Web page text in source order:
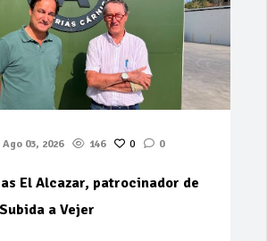
Ago 03, 2026 146 0 0
El Alcazar, patrocinador de
a Vejer